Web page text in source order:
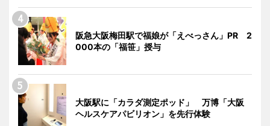
阪急大阪梅田駅で福娘が「えべっさん」PR 2
000本の「福笹」授与
大阪駅に「カラダ測定ポッド」 万博「大阪
ヘルスケアパビリオン」を先行体験